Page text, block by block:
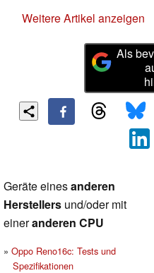
Weitere Artikel anzeigen
Als
Geräte einesanderen
Herstellers und/oder mit
eineranderen CPU
Oppo Reno16c: Tests und
Spezifikationen